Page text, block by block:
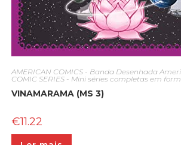
AMERICAN COMICS - Banda Desenhada
COMIC SERIES - Mini séries completas em
VINAMARAMA (MS 3)
€11.22